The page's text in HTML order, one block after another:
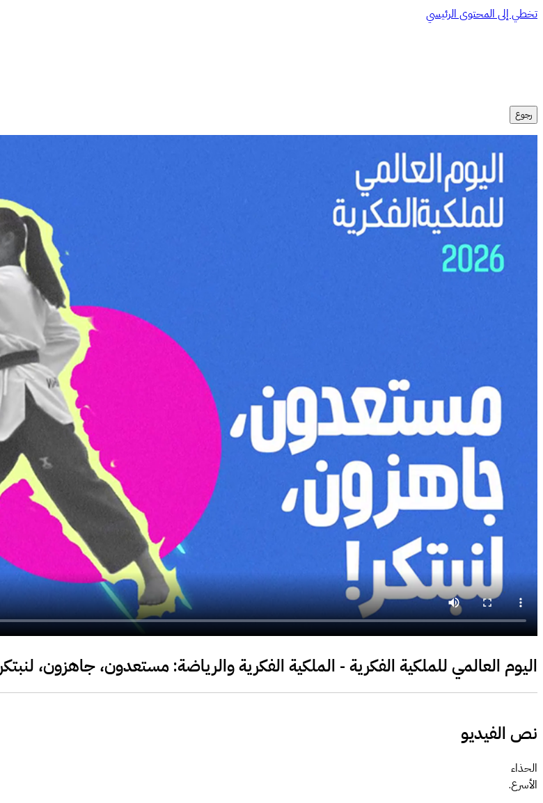
تخطي إلى المحتوى الرئيسي
رجوع
اليوم العالمي للملكية الفكرية - الملكية الفكرية والرياضة: مستعدون، جاهزون، لنبتكر
نص الفيديو
الحذاء
الأسرع.